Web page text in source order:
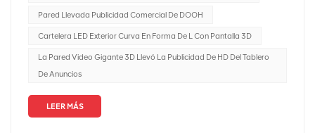
LED. A continuación se ofrece una descripción general
programático en Pantallas LED:Pantallas LED: son
pantallas grandes de alta resolución que se utilizan a
menudo en entornos al aire libre, centros comerciales,
centros de tránsito y otros espacios públicos.DOOH
Pared Llevada Publicidad Comercial De DOOH
Cartelera LED Exterior Curva En Forma De L Con Pantalla 3D
La Pared Video Gigante 3D Llevó La Publicidad De HD Del Tablero
De Anuncios
LEER MÁS